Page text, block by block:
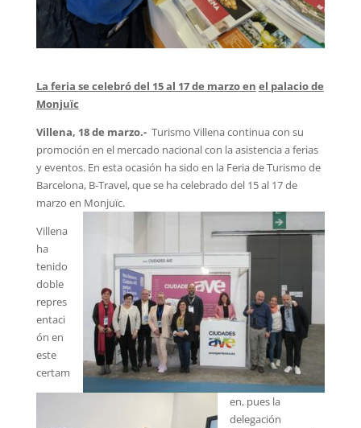
La feria se celebró del 15 al 17 de marzo en el palacio de
Monjuïc
Villena, 18 de marzo.- Turismo Villena continua con su
promoción en el mercado nacional con la asistencia a ferias
y eventos. En esta ocasión ha sido en la Feria de Turismo de
Barcelona, B-Travel, que se ha celebrado del 15 al 17 de
marzo en Monjuïc.
Villena
ha
tenido
doble
repres
entaci
ón en
este
certam
en, pues la
delegación